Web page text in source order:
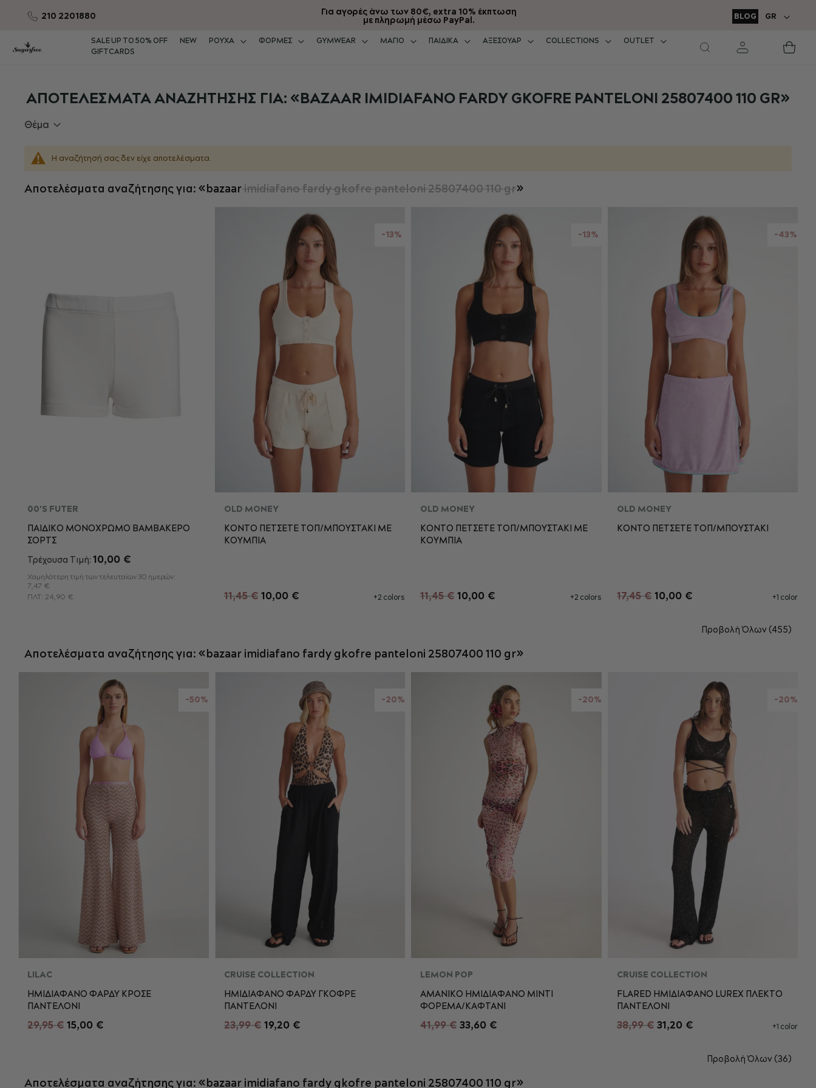
Μετάβαση
περιεχόμενο
210 2201880 Για αγορές άνω των 80€, extra 10% έκπτωση
με πληρωμή μέσω PayPal.
Δωρεάν
σε
ΓΛΏΣΣΑ
GR
BLOG
SALE UP TO 50% OFF NEW ΡΟΥΧΑ ΦΟΡΜΕΣ GYMWEAR ΜΑΓΙΟ ΠΑΙΔΙΚΑ ΑΞΕΣΟΥΑΡ COLLECTIONS
OUTLET
GIFTCARDS
ΑΠΟΤΕΛΈΣΜΑΤΑ ΑΝΑΖΉΤΗΣΗΣ ΓΙΑ: «BAZAAR IMIDIAFANO FARDY GKOFRE PANTELONI 25807400 110 GR»
Η αναζήτησή σας δεν είχε αποτελέσματα.
Αποτελέσματα αναζήτησης για: «bazaarimidiafano fardy gkofre panteloni 25807400 110 gr»
12 4
8
00'S FUTER
ΠΑΙΔΙΚΟ ΜΟΝΟΧΡΩΜΟ ΒΑΜΒΑΚΕΡΟ
ΣΟΡΤΣ
Τρέχουσα Τιμή: 10,00 €
Χαμηλότερη τιμή των τελευταίων 30 ημερών:
7,47 €
ΠΛΤ: 24,90 €
-13%
XS
OLD MONEY
ΚΟΝΤΟ ΠΕΤΣΕΤΕ ΤΟΠ/ΜΠΟΥΣΤΑΚΙ ME
ΚΟΥΜΠΙΑ
11,45 € 10,00 € +2 colors
-13%
XS
OLD MONEY
ΚΟΝΤΟ ΠΕΤΣΕΤΕ ΤΟΠ/ΜΠΟΥΣΤΑΚΙ ME
ΚΟΥΜΠΙΑ
11,45 € 10,00 € +2 colors
-43%
OLD MONEY
ΚΟΝΤΟ ΠΕΤΣΕΤΕ ΤΟΠ/ΜΠΟΥΣΤΑΚΙ
17,45 € 10,00 € +1 color
Προβολή Όλων (455)
Αποτελέσματα αναζήτησης για: «bazaar imidiafano fardy gkofre panteloni 25807400 110 gr»
-50%
S
LILAC
ΗΜΙΔΙΑΦΑΝΟ ΦΑΡΔΥ ΚΡΟΣΕ
ΠΑΝΤΕΛΟΝΙ
29,95 € 15,00 €
-20%
S
CRUISE COLLECTION
ΗΜΙΔΙΑΦΑΝΟ ΦΑΡΔΥ ΓΚΟΦΡΕ
ΠΑΝΤΕΛΟΝΙ
23,99 € 19,20 €
-20%
XS S
ΠΡΟΣΘΉΚΗ ΣΤΟ ΚΑΛΆΘΙ
LEMON POP
ΑΜΑΝΙΚΟ ΗΜΙΔΙΑΦΑΝΟ ΜΙΝΤΙ
ΦΟΡΕΜΑ/ΚΑΦΤΑΝΙ
41,99 € 33,60 €
-20%
S
CRUISE COLLECTION
FLARED ΗΜΙΔΙΑΦΑΝΟ LUREX ΠΛΕΚΤΟ
ΠΑΝΤΕΛΟΝI
38,99 € 31,20 € +1 color
Προβολή Όλων (36)
Αποτελέσματα αναζήτησης για: «bazaar imidiafano fardy gkofre panteloni 25807400 110 gr»
Θέμα